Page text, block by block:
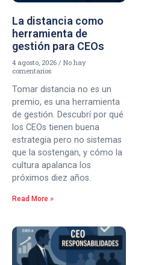
La distancia como
herramienta de
gestión para CEOs
4 agosto, 2026
No hay
comentarios
Tomar distancia no es un
premio, es una herramienta
de gestión. Descubrí por qué
los CEOs tienen buena
estrategia pero no sistemas
que la sostengan, y cómo la
cultura apalanca los
próximos diez años.
Read More »